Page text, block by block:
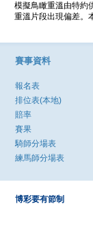
模擬鳥瞰重溫由特約
重溫片段出現偏差。
賽事資料
報名表
排位表(本地)
賠率
賽果
騎師分場表
練馬師分場表
博彩要有節制